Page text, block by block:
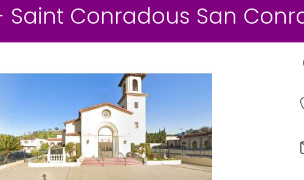
Saint Conradous San